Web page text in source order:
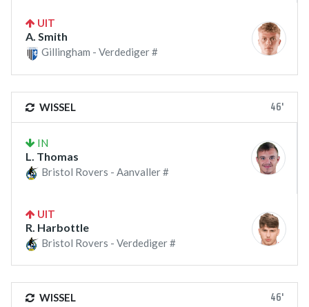
UIT
A. Smith
Gillingham - Verdediger #
WISSEL 46'
IN
L. Thomas
Bristol Rovers - Aanvaller #
UIT
R. Harbottle
Bristol Rovers - Verdediger #
WISSEL 46'